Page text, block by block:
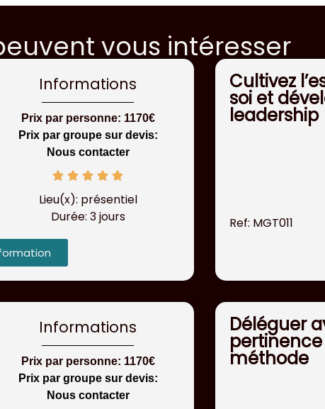
vous intéresser
Informations
Prix par personne: 1170€
Prix par groupe sur devis:
Nous contacter
Lieu(x): présentiel
Durée: 3 jours
Cultivez
soi et
leadership
Ref: MGT011
Informations
Prix par personne: 1170€
Prix par groupe sur devis:
Nous contacter
Déléguer
méthode